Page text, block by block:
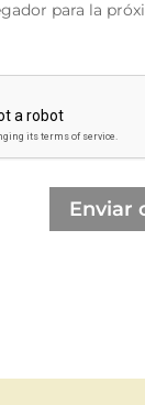
para la
Enviar